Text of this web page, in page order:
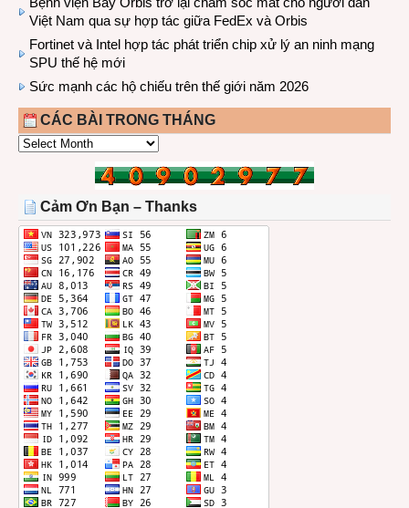
Việt Nam qua sự hợp tác giữa FedEx và Orbis
Fortinet và Intel hợp tác phát triển chip xử lý an ninh mạng
SPU thế hệ mới
Sức mạnh các hộ chiếu trên thế giới năm 2026
CÁC BÀI TRONG THÁNG
CÁC
THÁNG
Cảm Ơn Bạn – Thanks